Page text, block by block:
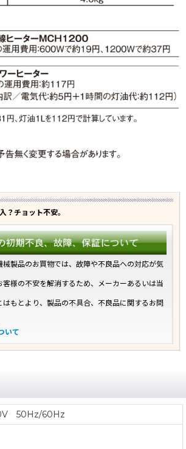
？チョット不安。
械製品のお買物では、故障や不良品への対応が気
客様の不安を解消するため、メーカーあるいは当
もとより、製品の不具合、不良品に関するお問
いて
50Hz/60Hz